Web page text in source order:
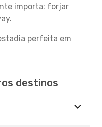
importa: forjar
perfeita em
destinos